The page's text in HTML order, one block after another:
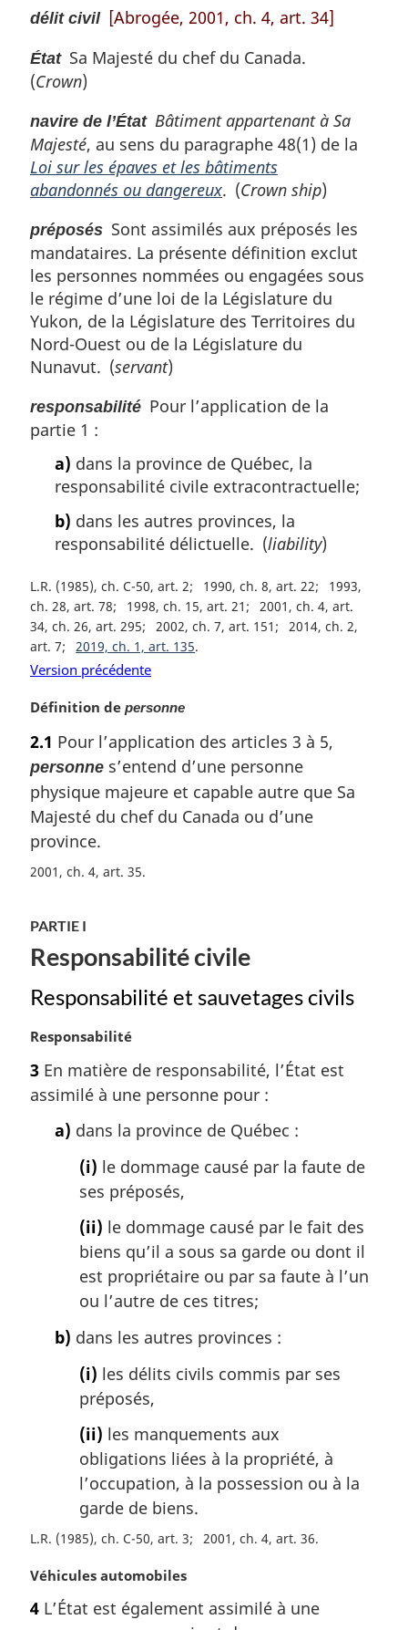
a
g
i
a
l
e
:
délit civil [Abrogée, 2001, ch. 4, art. 34]
ÉtatSa Majesté du chef du Canada.
(Crown)
navire de l’État Bâtiment appartenant à Sa
Majesté, au sens du paragraphe 48(1) de la
Loi sur les épaves et les bâtiments
abandonnés ou dangereux. (Crown ship)
préposés Sont assimilés aux préposés les
mandataires. La présente définition exclut
les personnes nommées ou engagées sous
le régime d’une loi de la Législature du
Yukon, de la Législature des Territoires du
Nord-Ouest ou de la Législature du
Nunavut. (servant)
responsabilité Pour l’application de la
partie 1 :
a) dans la province de Québec, la
responsabilité civile extracontractuelle;
b) dans les autres provinces, la
responsabilité délictuelle. (liability)
L.R. (1985), ch. C-50, art. 2 1990, ch. 8, art. 22
1993,
ch. 28, art. 78
1998, ch. 15, art. 21
2001, ch. 4, art.
34, ch. 26, art. 295
2002, ch. 7, art. 151
2014, ch. 2,
art. 7
2019, ch. 1, art. 135
Version précédente
N
t
e
m
a
r
g
i
l
e
:
Définition de personne
2.1 Pour l’application des articles 3 à 5,
personne s’entend d’une personne
physique majeure et capable autre que Sa
Majesté du chef du Canada ou d’une
province.
2001, ch. 4, art. 35
PARTIE I
Responsabilité civile
Responsabilité et sauvetages civils
N
t
e
Responsabilité
3 En matière de responsabilité, l’État est
assimilé à une personne pour :
a) dans la province de Québec :
(i) le dommage causé par la faute de
ses préposés,
(ii) le dommage causé par le fait des
biens qu’il a sous sa garde ou dont il
est propriétaire ou par sa faute à l’un
ou l’autre de ces titres;
b) dans les autres provinces :
(i) les délits civils commis par ses
préposés,
(ii) les manquements aux
obligations liées à la propriété, à
l’occupation, à la possession ou à la
garde de biens.
L.R. (1985), ch. C-50, art. 3 2001, ch. 4, art. 36
N
t
Véhicules automobiles
4 L’État est également assimilé à une